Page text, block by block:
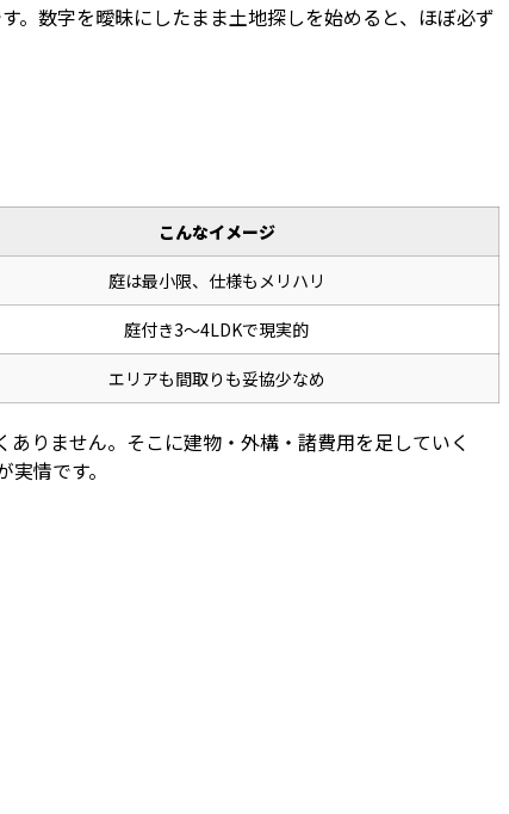
。数字を曖昧にしたまま土地探しを始めると、ほぼ必ず
こんなイメージ
庭は最小限、仕様もメリハリ
庭付き3〜4LDKで現実的
エリアも間取りも妥協少なめ
りません。そこに建物・外構・諸費用を足していく
情です。